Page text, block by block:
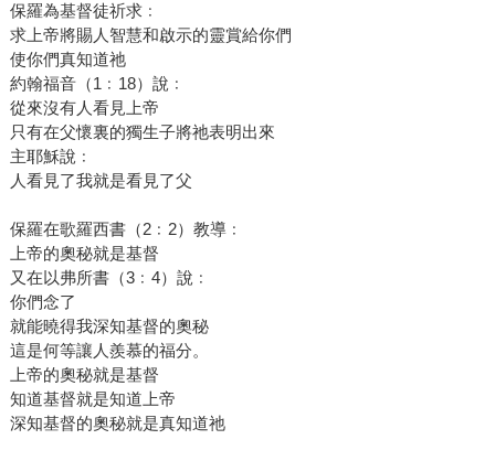
保羅為基督徒祈求﹕
求上帝將賜人智慧和啟示的靈賞給你們
使你們真知道祂
約翰福音（1﹕18）說﹕
從來沒有人看見上帝
只有在父懷裏的獨生子將祂表明出來
主耶穌說﹕
人看見了我就是看見了父
保羅在歌羅西書（2﹕2）教導﹕
上帝的奧秘就是基督
又在以弗所書（3﹕4）說﹕
你們念了
就能曉得我深知基督的奧秘
這是何等讓人羨慕的福分。
上帝的奧秘就是基督
知道基督就是知道上帝
深知基督的奧秘就是真知道祂